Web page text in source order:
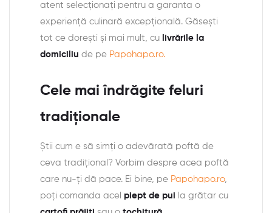
atent selecționați pentru a garanta o
experiență culinară excepțională. Găsești
tot ce dorești și mai mult, cu
livrările la
domiciliu de pe Papohapo.ro.
Cele mai îndrăgite feluri
tradiționale
Știi cum e să simți o adevărată poftă de
ceva tradițional? Vorbim despre acea poftă
care nu-ți dă pace. Ei bine, pe Papohapo.ro,
poți comanda acel piept de pui la grătar cu